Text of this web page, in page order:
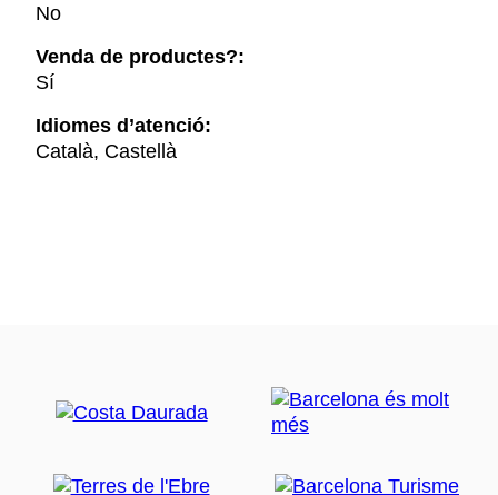
No
Venda de productes?:
Sí
Idiomes d’atenció:
Català, Castellà